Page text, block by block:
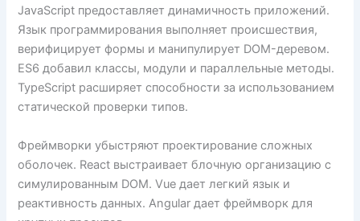
JavaScript предоставляет динамичность приложений.
Язык программирования выполняет происшествия,
верифицирует формы и манипулирует DOM-деревом.
ES6 добавил классы, модули и параллельные методы.
TypeScript расширяет способности за использованием
статической проверки типов.
Фреймворки убыстряют проектирование сложных
оболочек. React выстраивает блочную организацию с
симулированным DOM. Vue дает легкий язык и
реактивность данных. Angular дает фреймворк для